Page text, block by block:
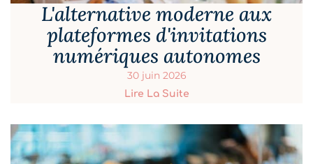
L'alternative moderne aux
plateformes d'invitations
numériques autonomes
30 juin 2026
Lire La Suite